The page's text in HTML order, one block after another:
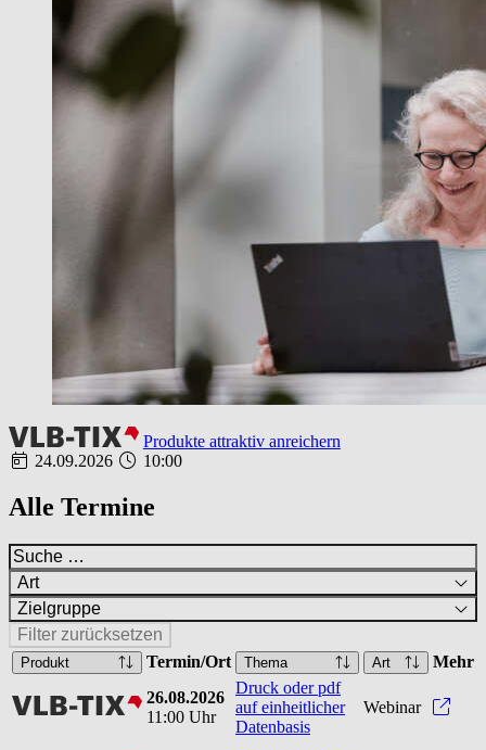
Produkte attraktiv anreichern
24.09.2026
10:00
Alle Termine
Art
Zielgruppe
Filter zurücksetzen
Produkt Termin/Ort Thema Art Mehr
vlbtix
26.08.2026
11:00 Uhr
Druck oder pdf
auf einheitlicher
Datenbasis
Webinar